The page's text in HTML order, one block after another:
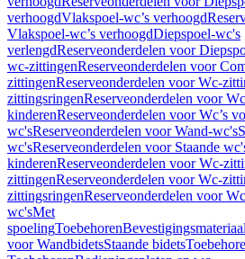
verhoogdVlakspoel-wc’s verhoogd
Vlakspoel-wc’s verhoogdDiepspoel-wc's
verlengdReserveonderdelen voor
wc-zittingenReserveonderdelen voor
zittingenReserveonderdelen voor Wc-
zittingsringenReserveonderdelen voor
kinderenReserveonderdelen voor Wc’s
wc'sReserveonderdelen voor Wand-wc's
wc'sReserveonderdelen voor Staande
kinderenReserveonderdelen voor Wc-
zittingenReserveonderdelen voor Wc-
zittingsringenReserveonderdelen voor
wc'sMet
spoelingToebehorenBevestigingsmateriaal
voor WandbidetsStaande bidets